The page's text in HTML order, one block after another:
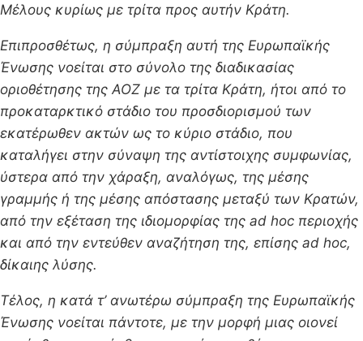
Μέλους κυρίως με τρίτα προς αυτήν Κράτη.
Επιπροσθέτως, η σύμπραξη αυτή της Ευρωπαϊκής
Ένωσης νοείται στο σύνολο της διαδικασίας
οριοθέτησης της ΑΟΖ με τα τρίτα Κράτη, ήτοι από το
προκαταρκτικό στάδιο του προσδιορισμού των
εκατέρωθεν ακτών ως το κύριο στάδιο, που
καταλήγει στην σύναψη της αντίστοιχης συμφωνίας,
ύστερα από την χάραξη, αναλόγως, της μέσης
γραμμής ή της μέσης απόστασης μεταξύ των Κρατών,
από την εξέταση της ιδιομορφίας της ad hoc περιοχής
και από την εντεύθεν αναζήτηση της, επίσης ad hoc,
δίκαιης λύσης.
Τέλος, η κατά τ’ ανωτέρω σύμπραξη της Ευρωπαϊκής
Ένωσης νοείται πάντοτε, με την μορφή μιας οιονεί